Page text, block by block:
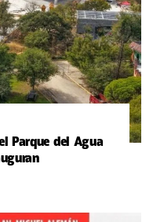
Parque del Agua